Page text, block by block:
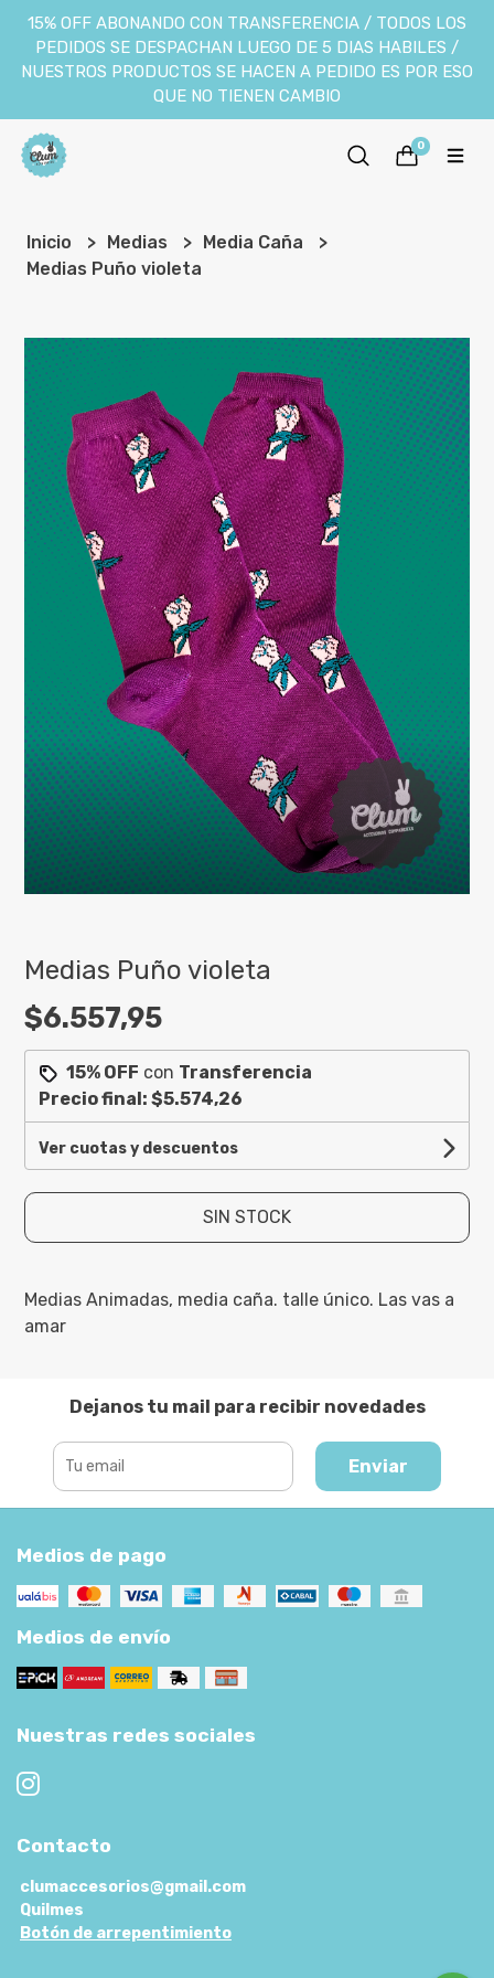
15% OFF ABONANDO CON TRANSFERENCIA / TODOS LOS
PEDIDOS SE DESPACHAN LUEGO DE 5 DIAS HABILES /
NUESTROS PRODUCTOS SE HACEN A PEDIDO ES POR ESO
QUE NO TIENEN CAMBIO
0
Inicio Medias
Media Caña
Medias Puño violeta
Medias Puño violeta
$6.557,95
15% OFF con Transferencia
Precio final:$5.574,26
Ver cuotas y descuentos
SIN STOCK
Medias Animadas, media caña. talle único. Las vas a
amar
Dejanos tu mail para recibir novedades
Enviar
Medios de pago
Medios de envío
Nuestras redes sociales
Contacto
clumaccesorios@gmail.com
Quilmes
Botón de arrepentimiento